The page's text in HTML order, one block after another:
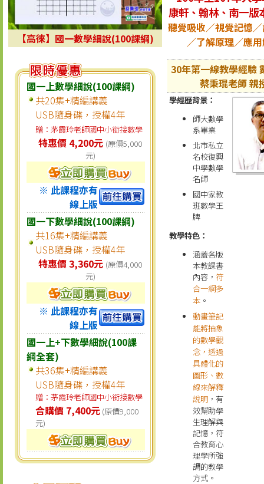
【高徠】國一數學細說(100課綱)
國一上數學細說(100課綱)
共20集+精編講義
USB隨身碟，授權4年
贈：茅霞玲老師國中小銜接數學
特惠價 4,200元 (原價5,000
元)
※ 此課程亦有
線上版
國一下數學細說(100課綱)
共16集+精編講義
USB隨身碟，授權4年
特惠價 3,360元 (原價4,000
元)
※ 此課程亦有
線上版
國一上+下數學細說(100課
綱全套)
共36集+精編講義
USB隨身碟，授權4年
贈：茅霞玲老師國中小銜接數學
合購價 7,400元 (原價9,000
元)
康軒、翰林、南一版
聽覺吸收／視覺記憶
／了解原理／應
30年第一線教學經驗
蔡秉琨老師 親
學經歷背景：
師大數學
系畢業
北市私立
名校復興
中學數學
名師
國中家教
班數學王
牌
教學特色：
涵蓋各版
本教課書
內容， 符
合一綱多
本 。
動畫筆記
能將抽象
的數學觀
念，透過
具體化的
圖形、數
線來解釋
說明 ，有
效幫助學
生理解與
記憶，符
合教育心
理學所強
調的教學
方式。